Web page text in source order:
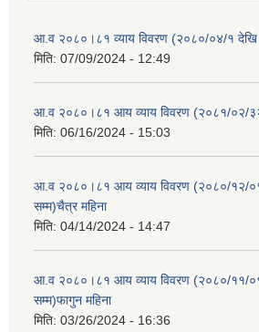
आ.व २०८०।८१ व्याय विवरण (२०८०/०४/१
मिति: 07/09/2024 - 12:49
आ.व २०८०।८१ आय व्याय विवरण (२०८१/०२/३२
मिति: 06/16/2024 - 15:03
आ.व २०८०।८१ आय व्याय विवरण (२०८०/१२/
सम्म)चैत्र महिना
मिति: 04/14/2024 - 14:47
आ.व २०८०।८१ आय व्याय विवरण (२०८०/११/
सम्म)फागुन महिना
मिति: 03/26/2024 - 16:36